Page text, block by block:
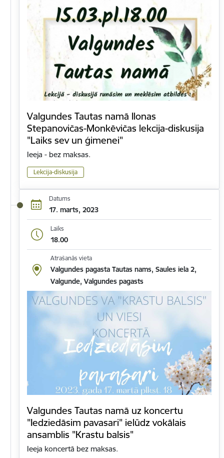
Valgundes Tautas namā Ilonas
Stepanovičas-Monkēvičas lekcija-diskusija
"Laiks sev un ģimenei"
Ieeja - bez maksas.
Lekcija-diskusija
Datums
17. marts, 2023
Laiks
18.00
Atrašanās vieta
Valgundes pagasta Tautas nams, Saules iela 2,
Valgunde, Valgundes pagasts
Valgundes Tautas namā uz koncertu
"Iedziedāsim pavasari" ielūdz vokālais
ansamblis "Krastu balsis"
Ieeja koncertā bez maksas.